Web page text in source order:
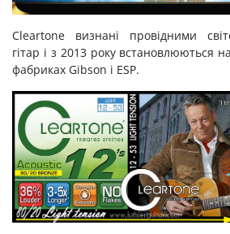
Cleartone визнані провідними
гітар і з 2013 року встановлюються
фабриках Gibson і ESP.